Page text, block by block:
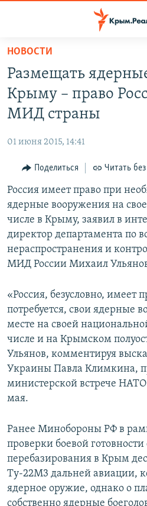
Вернуться
основному
содержанию
Вернутся
главной
Вернутся
поиску
СПЕЦПРОЕКТЫ
ГРУЗ 200
11 ЛЕТ ОККУПАЦИИ КРЫМА. 11
ВОДА
ЕЩЕ
ИНТЕРАКТИВ
ИНФОГРАФИКА
ТЕЛЕПРОЕКТ КРЫМ.РЕАЛИИ
СОВЕТЫ ПРАВОЗАЩИТНИКОВ
ПРОПАВШИЕ БЕЗ ВЕСТИ
КРЫМ.НЕПОКОРЕННЫЙ
УКРАИНСКАЯ ПРОБЛЕМА КРЫМА
РАДІО СВОБОДА
КАК ОБОЙТИ БЛОКИРОВКУ
Українською
Qırımtatar
Все сайты RFE/RL
НОВОСТИ
Размещать
Крыму – право
МИД страны
01 июня 2015, 14:41
Поделиться Читать без
Россия имеет право при
ядерные вооружения на
числе в Крыму, заявил в
директор департамента по
нераспространения и
МИД России Михаил
«Россия, безусловно, имеет
потребуется, свои ядерные
месте на своей
числе и на Крымском
Ульянов, комментируя
Украины Павла Климкина,
министерской встрече
мая.
Ранее Минобороны РФ в
проверки боевой
перебазирования в Крым
Ту-22М3 дальней авиации,
ядерное оружие, однако о
собственно ядерные